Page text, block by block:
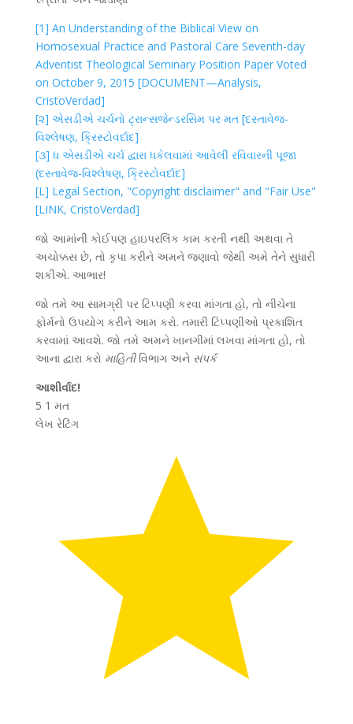
[1] An Understanding of the Biblical View on
Homosexual Practice and Pastoral Care Seventh-day
Adventist Theological Seminary Position Paper Voted
on October 9, 2015 [DOCUMENT—Analysis,
CristoVerdad]
[૨] એસડીએ ચર્ચનો ટ્રાન્સજેન્ડરસિમ પર મત [દસ્તાવેજ-
વિશ્લેષણ, ક્રિસ્ટોવર્દાદ]
[૩] ધ એસડીએ ચર્ચ દ્વારા ધકેલવામાં આવેલી રવિવારની પૂજા
(દસ્તાવેજ-વિશ્લેષણ, ક્રિસ્ટોવર્દાદ]
[L] Legal Section, "Copyright disclaimer" and "Fair Use"
[LINK, CristoVerdad]
જો આમાંની કોઈપણ હાઇપરલિંક કામ કરતી નથી અથવા તે
અચોક્કસ છે, તો કૃપા કરીને અમને જણાવો જેથી અમે તેને સુધારી
શકીએ. આભાર!
જો તમે આ સામગ્રી પર ટિપ્પણી કરવા માંગતા હો, તો નીચેના
ફોર્મનો ઉપયોગ કરીને આમ કરો. તમારી ટિપ્પણીઓ પ્રકાશિત
કરવામાં આવશે. જો તમે અમને ખાનગીમાં લખવા માંગતા હો, તો
આના દ્વારા કરો માહિતીવિભાગ અને સંપર્ક
આશીર્વાદ!
5 1 મત
લેખ રેટિંગ